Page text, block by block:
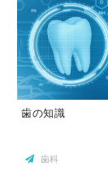
歯の知識
歯科